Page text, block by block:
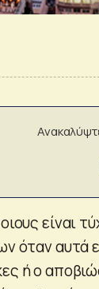
είναι
όταν αυτά
ή ο